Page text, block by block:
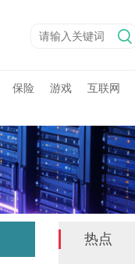
保险 游戏 互联网
热点